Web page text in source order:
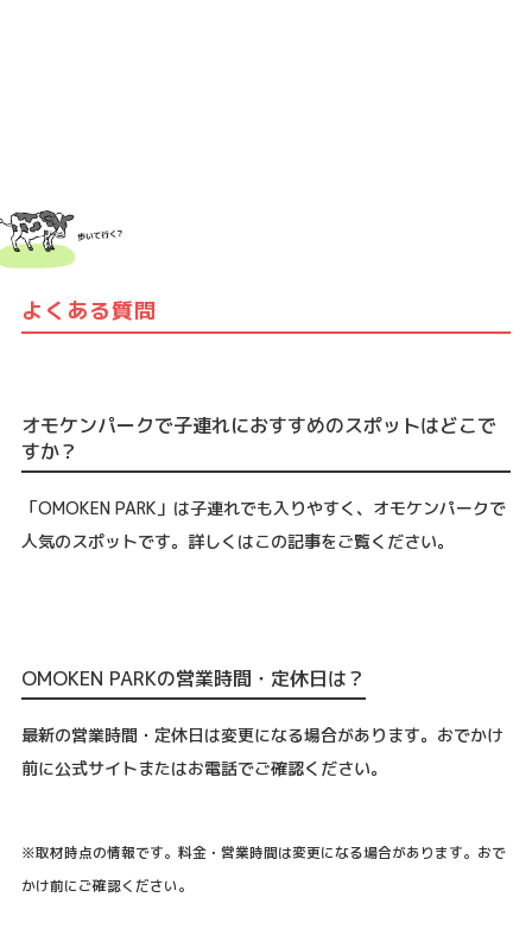
よくある質問
オモケンパークで子連れにおすすめのスポットはどこで
すか？
「OMOKEN PARK」は子連れでも入りやすく、オモケンパークで
人気のスポットです。詳しくはこの記事をご覧ください。
OMOKEN PARKの営業時間・定休日は？
最新の営業時間・定休日は変更になる場合があります。おでかけ
前に公式サイトまたはお電話でご確認ください。
※取材時点の情報です。料金・営業時間は変更になる場合があります。おで
かけ前にご確認ください。